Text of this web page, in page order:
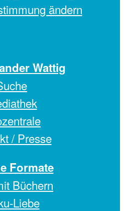
ändern
Wattig
/ Presse
Formate
Büchern
Liebe